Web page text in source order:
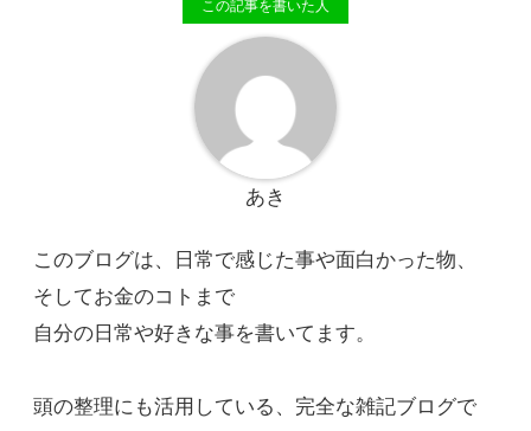
あき
このブログは、日常で感じた事や面白かった物、
そしてお金のコトまで
自分の日常や好きな事を書いてます。
頭の整理にも活用している、完全な雑記ブログで